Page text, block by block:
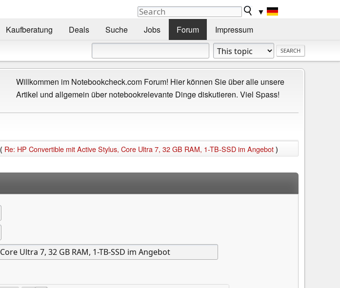
▼
Kaufberatung Deals Suche Jobs Forum Impressum
Willkommen im Notebookcheck.com Forum! Hier können Sie über alle unsere
Artikel und allgemein über notebookrelevante Dinge diskutieren. Viel Spass!
Re: HP Convertible mit Active Stylus, Core Ultra 7, 32 GB RAM, 1-TB-SSD im Angebot )